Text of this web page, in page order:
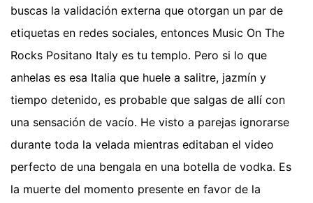
buscas la validación externa que otorgan un par de
etiquetas en redes sociales, entonces Music On The
Rocks Positano Italy es tu templo. Pero si lo que
anhelas es esa Italia que huele a salitre, jazmín y
tiempo detenido, es probable que salgas de allí con
una sensación de vacío. He visto a parejas ignorarse
durante toda la velada mientras editaban el video
perfecto de una bengala en una botella de vodka. Es
la muerte del momento presente en favor de la